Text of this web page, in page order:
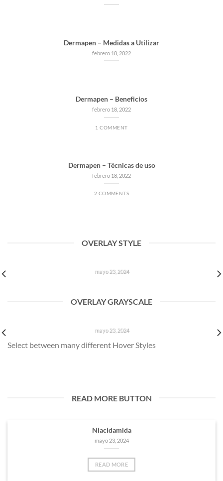
Dermapen – Medidas a Utilizar
febrero 18, 2022
Dermapen – Beneficios
febrero 18, 2022
1 COMMENT
Dermapen – Técnicas de uso
febrero 18, 2022
2 COMMENTS
OVERLAY STYLE
mayo 23, 2024
OVERLAY GRAYSCALE
mayo 23, 2024
Select between many different Hover Styles
READ MORE BUTTON
Niacidamida
mayo 23, 2024
READ MORE